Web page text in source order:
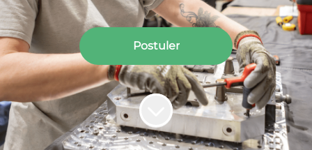
Postuler